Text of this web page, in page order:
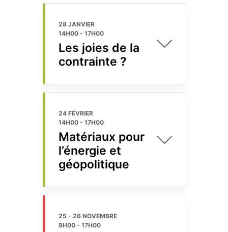
28 JANVIER
14H00 - 17H00
Les joies de la
contrainte ?
24 FÉVRIER
14H00 - 17H00
Matériaux pour
l’énergie et
géopolitique
25 - 26 NOVEMBRE
9H00 - 17H00